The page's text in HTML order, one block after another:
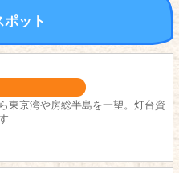
ット
東京湾や房総半島を一望。灯台資